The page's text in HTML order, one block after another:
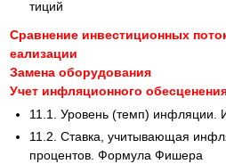
тиций
Сравнение инвестиционных
еализации
Замена оборудования
Учет инфляционного
11.1. Уровень (темп) инфляции.
11.2. Ставка, учитывающая
процентов. Формула Фишера